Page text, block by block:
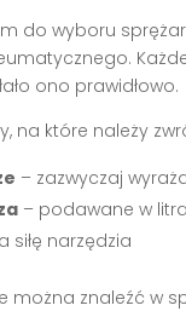
do wyboru
ono prawidłowo.
na które należy
– zazwyczaj
– podawane w
siłę narzędzia
można znaleźć w